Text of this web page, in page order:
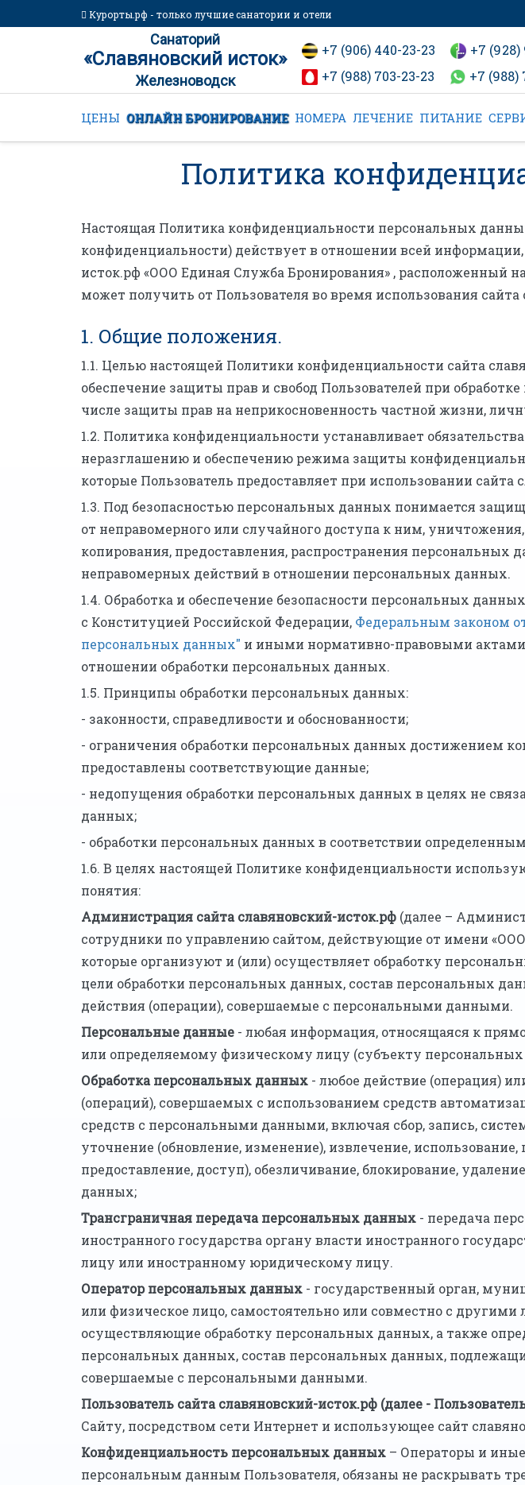
Курорты.рф - только лучшие санатории и отели
Санаторий
«Славяновский исток»
Железноводск
+7 (906) 440-23-23
+7 (928)
+7 (988) 703-23-23
+7 (988)
ЦЕНЫ ОНЛАЙН БРОНИРОВАНИЕ НОМЕРА ЛЕЧЕНИЕ ПИТАНИЕ
Политика
Настоящая Политика конфиденциальности персональных
конфиденциальности) действует в отношении всей
исток.рф «ООО Единая Служба Бронирования» , расположенный
может получить от Пользователя во время использования сайта
1. Общие положения.
1.1. Целью настоящей Политики конфиденциальности сайта
обеспечение защиты прав и свобод Пользователей при
числе защиты прав на неприкосновенность частной жизни,
1.2. Политика конфиденциальности устанавливает
неразглашению и обеспечению режима защиты
которые Пользователь предоставляет при использовании сайта
1.3. Под безопасностью персональных данных понимается
от неправомерного или случайного доступа к ним,
копирования, предоставления, распространения персональных
неправомерных действий в отношении персональных данных.
1.4. Обработка и обеспечение безопасности персональных
с Конституцией Российской Федерации, Федеральным законом
персональных данных" и иными нормативно-правовыми
отношении обработки персональных данных.
1.5. Принципы обработки персональных данных:
- законности, справедливости и обоснованности;
- ограничения обработки персональных данных достижением
предоставлены соответствующие данные;
- недопущения обработки персональных данных в целях не
данных;
- обработки персональных данных в соответствии
1.6. В целях настоящей Политике конфиденциальности
понятия:
Администрация сайта славяновский-исток.рф (далее –
сотрудники по управлению сайтом, действующие от имени
которые организуют и (или) осуществляет обработку
цели обработки персональных данных, состав персональных
действия (операции), совершаемые с персональными данными.
Персональные данные - любая информация, относящаяся к
или определяемому физическому лицу (субъекту
Обработка персональных данных - любое действие (операция)
(операций), совершаемых с использованием средств
средств с персональными данными, включая сбор, запись,
уточнение (обновление, изменение), извлечение, использование,
предоставление, доступ), обезличивание, блокирование,
данных;
Трансграничная передача персональных данных - передача
иностранного государства органу власти иностранного
лицу или иностранному юридическому лицу.
Оператор персональных данных - государственный орган,
или физическое лицо, самостоятельно или совместно с
осуществляющие обработку персональных данных, а также
персональных данных, состав персональных данных,
совершаемые с персональными данными.
Пользователь сайта славяновский-исток.рф (далее -
Сайту, посредством сети Интернет и использующее сайт
Конфиденциальность персональных данных – Операторы и
персональным данным Пользователя, обязаны не раскрывать